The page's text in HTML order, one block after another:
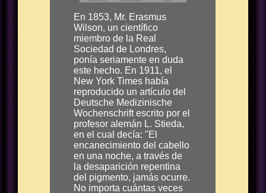
En 1853, Mr. Erasmus
Wilson, un científico
miembro de la Real
Sociedad de Londres,
ponía seriamente en duda
este hecho. En 1911, el
New York Times había
reproducido un artículo del
Deutsche Medizinische
Wochenschrift escrito por el
profesor alemán L. Stieda,
en el cual decía: "El
encanecimiento del cabello
en una noche, a través de
la desaparición repentina
del pigmento, jamás ocurre.
No importa cuántas veces